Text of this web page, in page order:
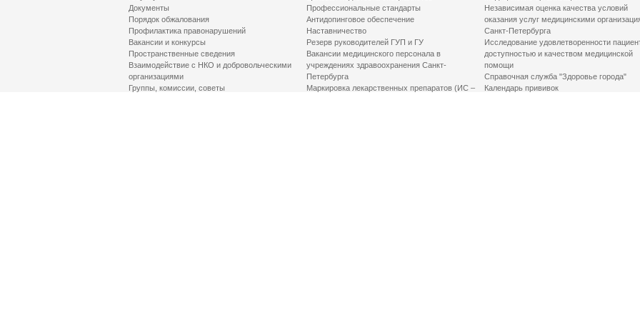
Документы
Порядок обжалования
Профилактика правонарушений
Вакансии и конкурсы
Пространственные сведения
Взаимодействие с НКО и добровольческими
организациями
Группы, комиссии, советы
Профессиональные стандарты
Антидопинговое обеспечение
Наставничество
Резерв руководителей ГУП и ГУ
Вакансии медицинского персонала в
учреждениях здравоохранения Санкт-
Петербурга
Маркировка лекарственных препаратов (ИС –
Независимая оценка качества условий
оказания услуг медицинскими
Санкт-Петербурга
Исследование удовлетворенности
доступностью и качеством медицинской
помощи
Справочная служба "Здоровье города"
Календарь прививок